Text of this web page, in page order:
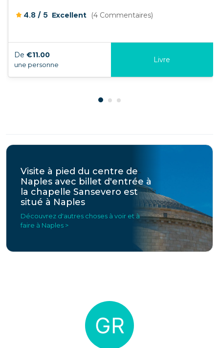
4.8/ 5 Excellent (4 Commentaires)
De €11.00
une personne
Livre
Visite à pied du centre de
Naples avec billet d'entrée à
la chapelle Sansevero est
situé à Naples
Découvrez d'autres choses à voir et à
faire à Naples >